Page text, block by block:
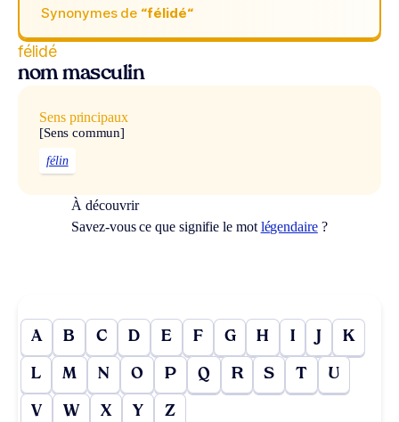
Synonymes de “félidé“
félidé
nom masculin
Sens principaux
[Sens commun]
félin
À découvrir
Savez-vous ce que signifie le mot légendaire?
A B C D E F G H I J K
L M N O P Q R S T U
V W X Y Z